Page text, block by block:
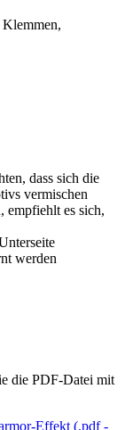
dass sich die
vermischen
empfiehlt es sich,
werden
die PDF-Datei mit
Effekt (.pdf -